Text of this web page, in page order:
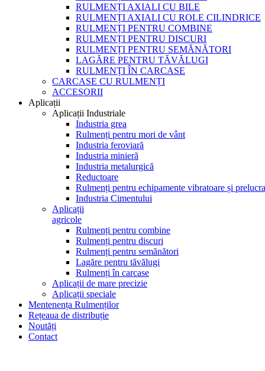
RULMENȚI AXIALI CU BILE
RULMENȚI AXIALI CU ROLE CILINDRICE
RULMENȚI PENTRU COMBINE
RULMENȚI PENTRU DISCURI
RULMENȚI PENTRU SEMĂNĂTORI
LAGĂRE PENTRU TĂVĂLUGI
RULMENȚI ÎN CARCASE
CARCASE CU RULMENȚI
ACCESORII
Aplicații
Aplicații Industriale
Industria grea
Rulmenți pentru mori de vânt
Industria feroviară
Industria minieră
Industria metalurgică
Reductoare
Rulmenți pentru echipamente vibratoare și
Industria Cimentului
Aplicații
agricole
Rulmenți pentru combine
Rulmenți pentru discuri
Rulmenți pentru semănători
Lagăre pentru tăvălugi
Rulmenți în carcase
Aplicații de mare precizie
Aplicații speciale
Mentenența Rulmenților
Rețeaua de distribuție
Noutăți
Contact